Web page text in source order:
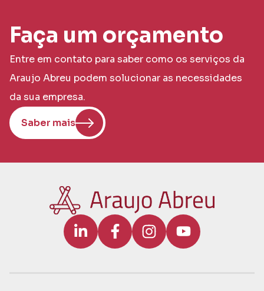
Faça um orçamento
Entre em contato para saber como os serviços da
Araujo Abreu podem solucionar as necessidades
da sua empresa.
Saber mais